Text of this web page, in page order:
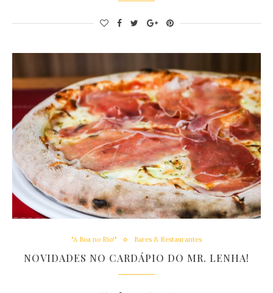
"A Boa no Rio!" Bares & Restaurantes
NOVIDADES NO CARDÁPIO DO MR. LENHA!